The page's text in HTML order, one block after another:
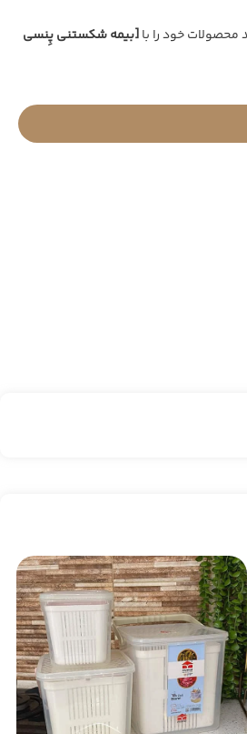
خود را با[بیمه شکستنی پِنسی